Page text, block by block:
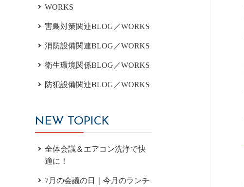
WORKS
害鳥対策関連BLOG／WORKS
消防設備関連BLOG／WORKS
衛生環境関係BLOG／WORKS
防犯設備関連BLOG／WORKS
NEW TOPICK
全体会議＆エアコン洗浄で快
適に！
7月の会議の日｜今月のランチ